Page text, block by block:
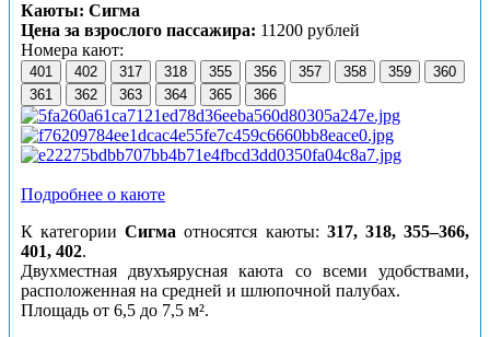
Каюты: Сигма
Цена за взрослого пассажира: 11200 рублей
Номера кают:
401 402 317 318 355 356 357 358 359
360
361
362 363 364 365 366
Подробнее о каюте
К категорииСигма относятся каюты: 317, 318, 355–366,
401, 402.
Двухместная двухъярусная каюта со всеми удобствами,
расположенная на средней и шлюпочной палубах.
Площадь от 6,5 до 7,5 м².